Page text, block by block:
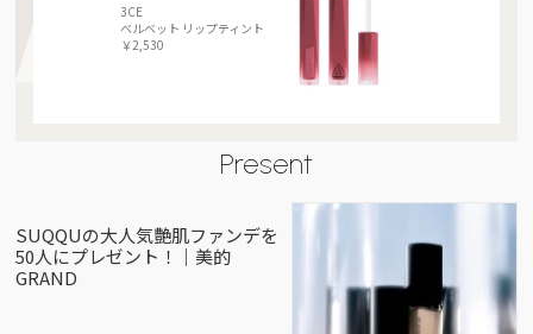
3CE
ベルベット リップティント
￥2,530
Present
SUQQUの大人気艶肌ファンデを
50人にプレゼント！｜美的
GRAND